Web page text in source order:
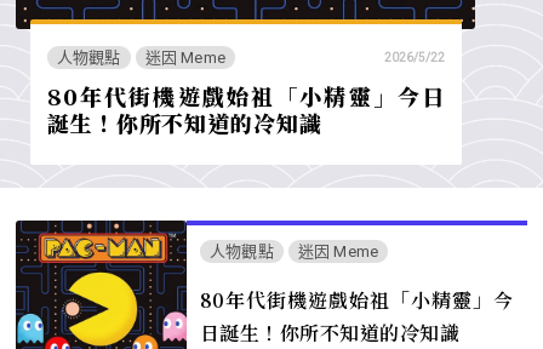
人物觀點 迷因 Meme 2026/5/22
80年代街機遊戲始祖「小精靈」今日
誕生！你所不知道的冷知識
人物觀點 迷因 Meme
80年代街機遊戲始祖「小精靈」今
日誕生！你所不知道的冷知識